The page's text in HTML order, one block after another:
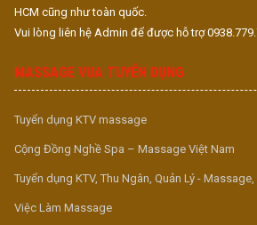
HCM cũng như toàn quốc.
Vui lòng liên hệ Admin để được hỗ trợ
MASSAGE VUA TUYỂN DỤNG
Tuyển dụng KTV massage
Cộng Đồng Nghề Spa – Massage Việt Nam
Tuyển dụng KTV, Thu Ngân, Quản Lý -
Việc Làm Massage